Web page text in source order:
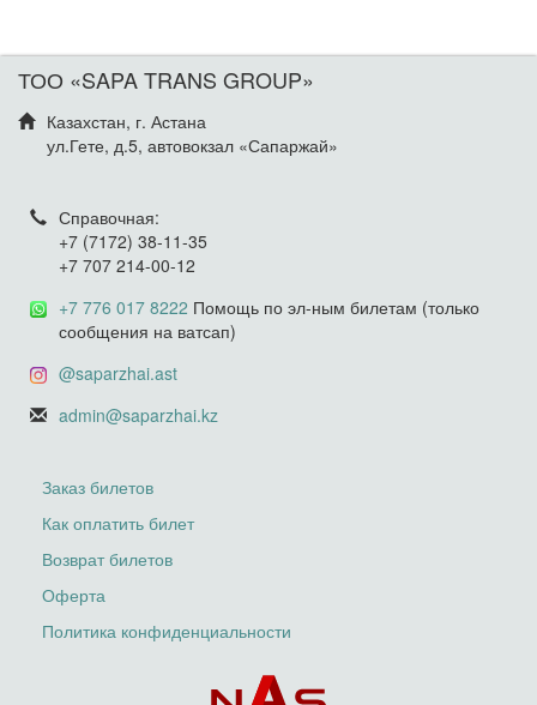
ТОО «SAPA TRANS GROUP»
Казахстан, г. Астана
ул.Гете, д.5, автовокзал «Сапаржай»
Справочная:
+7 (7172) 38-11-35
+7 707 214-00-12
+7 776 017 8222 Помощь по эл-ным билетам (только
сообщения на ватсап)
@saparzhai.ast
admin@saparzhai.kz
Заказ билетов
Как оплатить билет
Возврат билетов
Оферта
Политика конфиденциальности